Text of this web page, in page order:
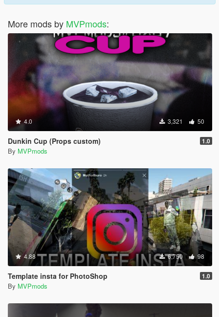
More mods by MVPmods:
4.0 3,321 50
Dunkin Cup (Props custom) 1.0
By MVPmods
4.88 6,750 98
Template insta for PhotoShop 1.0
By MVPmods